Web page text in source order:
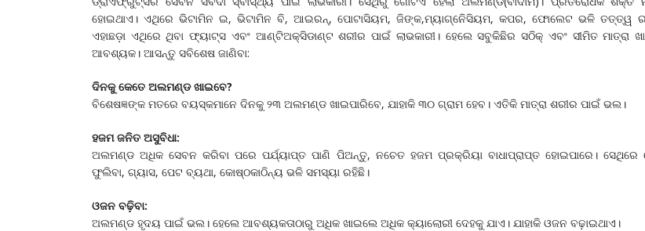
ହୋଇଥାଏ। ଏଥିରେ ଭିଟାମିନ ଇ, ଭିଟାମିନ ବି, ଆଇରନ୍‌, ପୋଟାସିୟମ, ଜିଙ୍କ,ମ୍ୟାଗ୍ନେିସିୟମ, କପର, ଫୋଲେଟ ଭଳି ତତ୍ତ୍ୱ
ଏହାଛଡ଼ା ଏଥିରେ ଥିବା ଫ୍ୟାଟ୍ସ ଏବଂ ଆଣ୍ଟିଅକ୍ସିଡାଣ୍ଟ ଶରୀର ପାଇଁ ଲାଭକାରୀ। ହେଲେ ସବୁକିଛିର ସଠିକ୍‌ ଏବଂ ସୀମିତ ମାତ୍ରା
ଆବଶ୍ୟକ। ଆସନ୍ତୁ ସବିଶେଷ ଜାଣିବା:
ଦିନକୁ କେତେ ଅଲମଣ୍ଡ ଖାଇବେ?
ବିଶେଷଜ୍ଞଙ୍କ ମତରେ ବୟସ୍କମାନେ ଦିନକୁ ୨୩ ଅଲମଣ୍ଡ ଖାଇପାରିବେ, ଯାହାକି ୩୦ ଗ୍ରାମ ହେବ। ଏତିକି ମାତ୍ରା ଶରୀର ପାଇଁ ଭଲ।
ହଜମ ଜନିତ ଅସୁବିଧା:
ଅଲମଣ୍ଡ ଅଧିକ ସେବନ କରିବା ପରେ ପର୍ଯ୍ୟାପ୍ତ ପାଣି ପିଅନ୍ତୁ, ନଚେତ ହଜମ ପ୍ରକ୍ରିୟା ବାଧାପ୍ରାପ୍ତ ହୋଇପାରେ। ସେଥିରେ
ଫୁଲିବା, ଗ୍ୟାସ, ପେଟ ବ୍ୟଥା, କୋଷ୍ଠକାଠିନ୍ୟ ଭଳି ସମସ୍ୟା ରହିଛି।
ଓଜନ ବଢ଼ିବା:
ଅଲମଣ୍ଡ ହୃଦୟ ପାଇଁ ଭଲ। ହେଲେ ଆବଶ୍ୟକତାଠାରୁ ଅଧିକ ଖାଇଲେ ଅଧିକ କ୍ୟାଲୋରୀ ଦେହକୁ ଯାଏ। ଯାହାକି ଓଜନ ବଢ଼ାଇଥାଏ।